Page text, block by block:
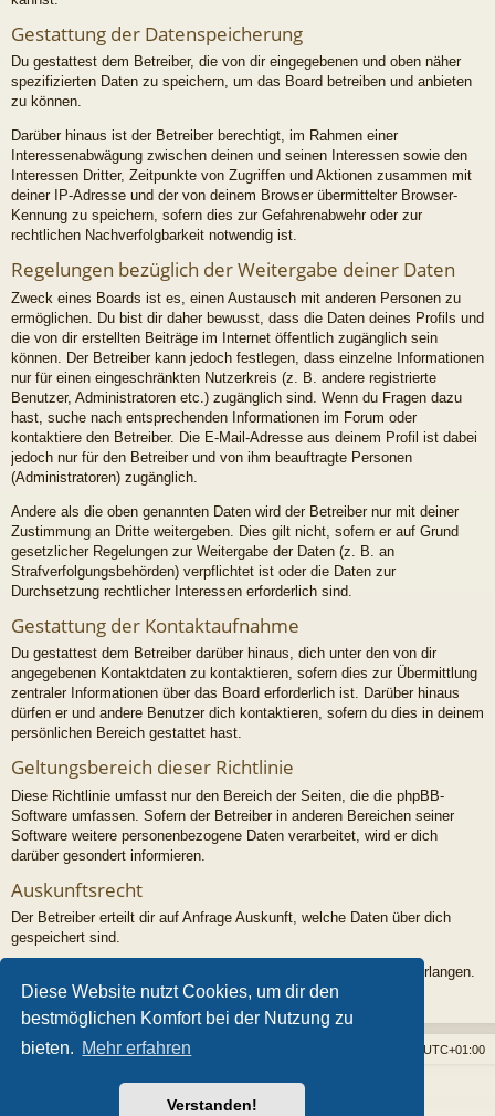
Diese Website nutzt Cookies, um dir den
bestmöglichen Komfort bei der Nutzung zu
bieten. Mehr erfahren
Verstanden!
Gestattung der Datenspeicherung
Du gestattest dem Betreiber, die von dir eingegebenen und oben näher
spezifizierten Daten zu speichern, um das Board betreiben und anbieten
zu können.
Darüber hinaus ist der Betreiber berechtigt, im Rahmen einer
Interessenabwägung zwischen deinen und seinen Interessen sowie den
Interessen Dritter, Zeitpunkte von Zugriffen und Aktionen zusammen mit
deiner IP-Adresse und der von deinem Browser übermittelter Browser-
Kennung zu speichern, sofern dies zur Gefahrenabwehr oder zur
rechtlichen Nachverfolgbarkeit notwendig ist.
Regelungen bezüglich der Weitergabe deiner Daten
Zweck eines Boards ist es, einen Austausch mit anderen Personen zu
ermöglichen. Du bist dir daher bewusst, dass die Daten deines Profils und
die von dir erstellten Beiträge im Internet öffentlich zugänglich sein
können. Der Betreiber kann jedoch festlegen, dass einzelne Informationen
nur für einen eingeschränkten Nutzerkreis (z. B. andere registrierte
Benutzer, Administratoren etc.) zugänglich sind. Wenn du Fragen dazu
hast, suche nach entsprechenden Informationen im Forum oder
kontaktiere den Betreiber. Die E-Mail-Adresse aus deinem Profil ist dabei
jedoch nur für den Betreiber und von ihm beauftragte Personen
(Administratoren) zugänglich.
Andere als die oben genannten Daten wird der Betreiber nur mit deiner
Zustimmung an Dritte weitergeben. Dies gilt nicht, sofern er auf Grund
gesetzlicher Regelungen zur Weitergabe der Daten (z. B. an
Strafverfolgungsbehörden) verpflichtet ist oder die Daten zur
Durchsetzung rechtlicher Interessen erforderlich sind.
Gestattung der Kontaktaufnahme
Du gestattest dem Betreiber darüber hinaus, dich unter den von dir
angegebenen Kontaktdaten zu kontaktieren, sofern dies zur Übermittlung
zentraler Informationen über das Board erforderlich ist. Darüber hinaus
dürfen er und andere Benutzer dich kontaktieren, sofern du dies in deinem
persönlichen Bereich gestattet hast.
Geltungsbereich dieser Richtlinie
Diese Richtlinie umfasst nur den Bereich der Seiten, die die phpBB-
Software umfassen. Sofern der Betreiber in anderen Bereichen seiner
Software weitere personenbezogene Daten verarbeitet, wird er dich
darüber gesondert informieren.
Auskunftsrecht
Der Betreiber erteilt dir auf Anfrage Auskunft, welche Daten über dich
gespeichert sind.
Du kannst jederzeit die Löschung bzw. Sperrung deiner Daten verlangen.
Kontaktiere hierzu bitte den Betreiber.
Foren-Übersicht UTC+01:00
Powered byphpBB® Forum Software © phpBB Limited
Style vonArty- phpBB 3.3 von MrGaby